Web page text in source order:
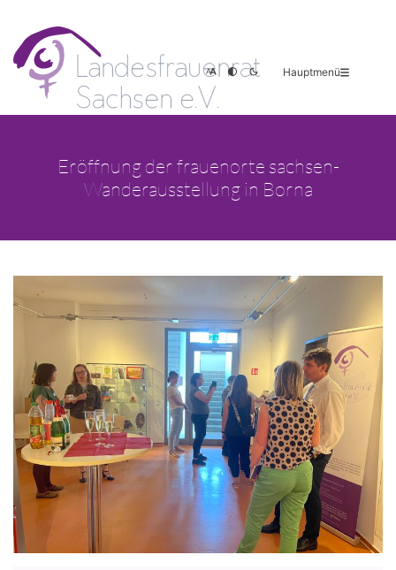
Hauptmenü
Eröffnung der frauenorte sachsen-
Wanderausstellung in Borna